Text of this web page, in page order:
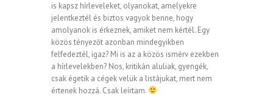
is kapsz hírleveleket, olyanokat, amelyekre
jelentkeztél és biztos vagyok benne, hogy
amolyanok is érkeznek, amiket nem kértél. Egy
közös tényezőt azonban mindegyikben
felfedeztél, igaz? Mi is az a közös ismérv ezekben
a hírlevelekben? Nos, kritikán aluliak, gyengék,
csak égetik a cégek velük a listájukat, mert nem
értenek hozzá. Csak leírtam.